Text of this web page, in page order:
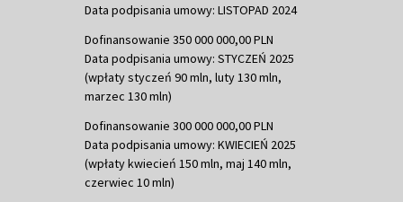
Data podpisania umowy: LISTOPAD 2024
Dofinansowanie 350 000 000,00 PLN
Data podpisania umowy: STYCZEŃ 2025
(wpłaty styczeń 90 mln, luty 130 mln,
marzec 130 mln)
Dofinansowanie 300 000 000,00 PLN
Data podpisania umowy: KWIECIEŃ 2025
(wpłaty kwiecień 150 mln, maj 140 mln,
czerwiec 10 mln)